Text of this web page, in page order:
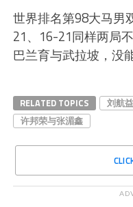
世界排名第98大马男
21、16-21同样两局
巴兰育与武拉坡，没
RELATED TOPICS 刘航
许邦荣与张湄鑫